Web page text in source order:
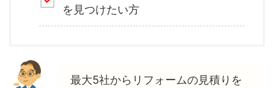
を見つけたい方
最大5社からリフォームの見積りを